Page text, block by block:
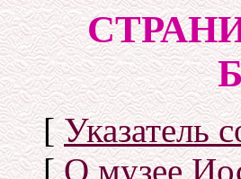
[Указатель
[О музее